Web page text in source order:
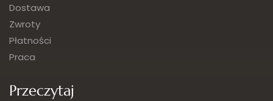
Dostawa
Zwroty
Płatności
Praca
Przeczytaj